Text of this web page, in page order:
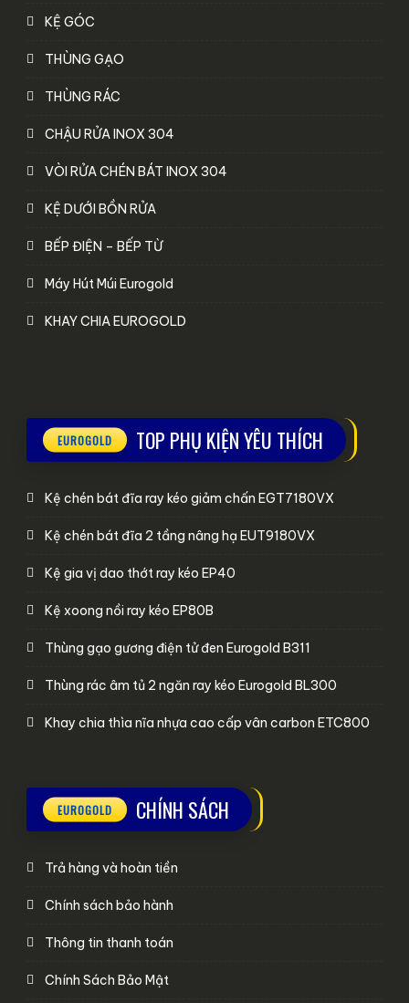
KỆ GÓC
THÙNG GẠO
THÙNG RÁC
CHẬU RỬA INOX 304
VÒI RỬA CHÉN BÁT INOX 304
KỆ DƯỚI BỒN RỬA
BẾP ĐIỆN – BẾP TỪ
Máy Hút Múi Eurogold
KHAY CHIA EUROGOLD
TOP PHỤ KIỆN YÊU THÍCH
Kệ chén bát đĩa ray kéo giảm chấn EGT7180VX
Kệ chén bát đĩa 2 tầng nâng hạ EUT9180VX
Kệ gia vị dao thớt ray kéo EP40
Kệ xoong nồi ray kéo EP80B
Thùng gạo gương điện tử đen Eurogold B311
Thùng rác âm tủ 2 ngăn ray kéo Eurogold BL300
Khay chia thìa nĩa nhựa cao cấp vân carbon ETC800
CHÍNH SÁCH
Trả hàng và hoàn tiền
Chính sách bảo hành
Thông tin thanh toán
Chính Sách Bảo Mật